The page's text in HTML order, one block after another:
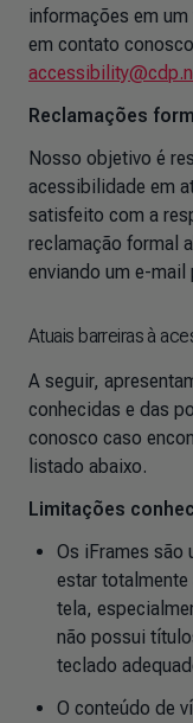
informações em
em contato
Reclamações
Nosso objetivo é
acessibilidade em
satisfeito com a
reclamação formal
enviando um e-mail
Atuais barreiras à
A seguir,
conhecidas e das
conosco caso
listado abaixo.
Limitações
Os iFrames são
estar
tela,
não possui
teclado
O conteúdo de